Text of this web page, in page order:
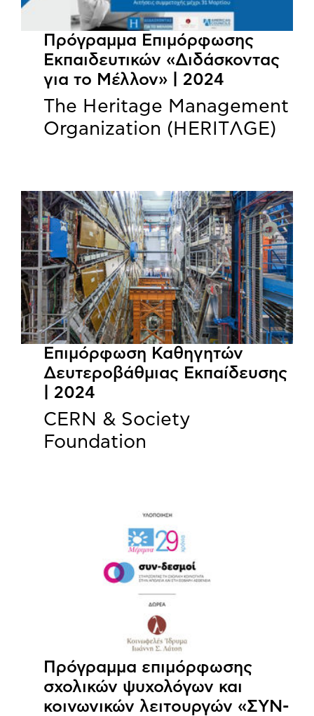
Πρόγραμμα Επιμόρφωσης
Εκπαιδευτικών «Διδάσκοντας
για το Μέλλον» | 2024
The Heritage Management
Organization (HERITΛGΕ)
Επιμόρφωση Καθηγητών
Δευτεροβάθμιας Εκπαίδευσης
| 2024
CERN & Society
Foundation
Πρόγραμμα επιμόρφωσης
σχολικών ψυχολόγων και
κοινωνικών λειτουργών «ΣΥΝ-